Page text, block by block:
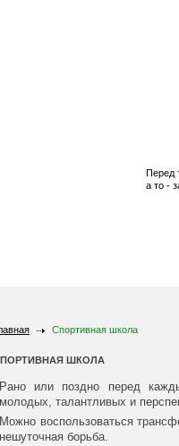
Перед
а то -
Спортивная школа
ШКОЛА
Рано или поздно перед
молодых, талантливых и
Можно воспользоваться
нешуточная борьба.